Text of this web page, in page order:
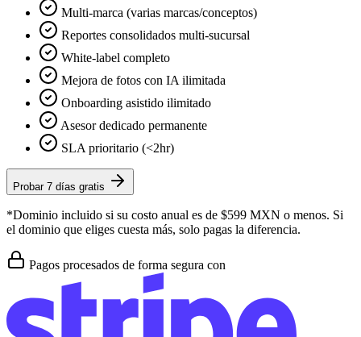
Multi-marca (varias marcas/conceptos)
Reportes consolidados multi-sucursal
White-label completo
Mejora de fotos con IA ilimitada
Onboarding asistido ilimitado
Asesor dedicado permanente
SLA prioritario (<2hr)
Probar 7 días gratis
*Dominio incluido si su costo anual es de $599 MXN o menos. Si
el dominio que eliges cuesta más, solo pagas la diferencia.
Pagos procesados de forma segura con